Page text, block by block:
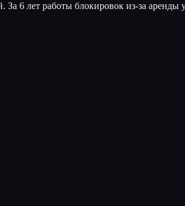
За 6 лет работы блокировок из-за